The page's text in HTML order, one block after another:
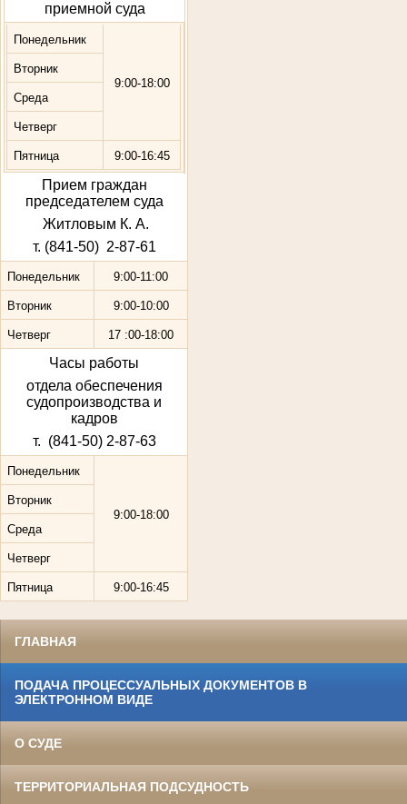
приемной суда
Понедельник
9:00-18:00
Вторник
Среда
Четверг
Пятница 9:00-16:45
Прием граждан
председателем суда
Житловым К. А.
т. (841-50) 2-87-61
Понедельник 9:00-11:00
Вторник 9:00-10:00
Четверг 17 :00-18:00
Часы работы
отдела обеспечения
судопроизводства и
кадров
т. (841-50) 2-87-63
Понедельник
9:00-18:00
Вторник
Среда
Четверг
Пятница 9:00-16:45
ГЛАВНАЯ
ПОДАЧА ПРОЦЕССУАЛЬНЫХ ДОКУМЕНТОВ В
ЭЛЕКТРОННОМ ВИДЕ
О СУДЕ
ТЕРРИТОРИАЛЬНАЯ ПОДСУДНОСТЬ